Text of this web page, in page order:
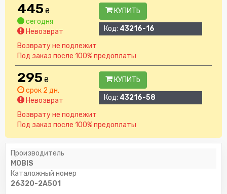
445₴
сегодня
Невозврат
КУПИТЬ
Код: 43216-16
Возврату не подлежит
Под заказ после 100% предоплаты
295₴
срок 2 дн.
Невозврат
КУПИТЬ
Код: 43216-58
Возврату не подлежит
Под заказ после 100% предоплаты
Производитель
MOBIS
Каталожный номер
26320-2A501